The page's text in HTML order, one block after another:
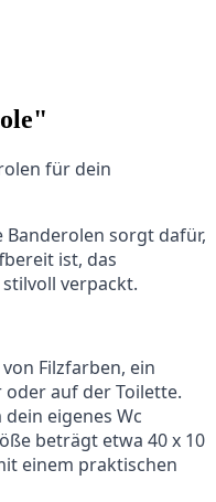
für dein
sorgt dafür,
ist, das
verpackt.
Filzfarben, ein
auf der Toilette.
eigenes Wc
beträgt etwa 40 x 10
einem praktischen